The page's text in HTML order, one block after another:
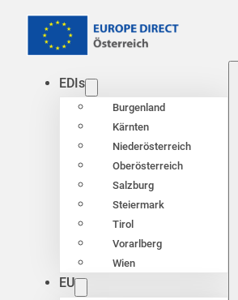
EDIs
Burgenland
Kärnten
Niederösterreich
Oberösterreich
Salzburg
Steiermark
Tirol
Vorarlberg
Wien
EU